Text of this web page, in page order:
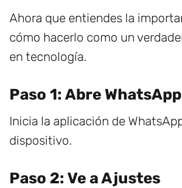
Ahora que entiendes la
cómo hacerlo como un
en tecnología.
Paso 1: Abre WhatsApp
Inicia la aplicación de
dispositivo.
Paso 2: Ve a Ajustes